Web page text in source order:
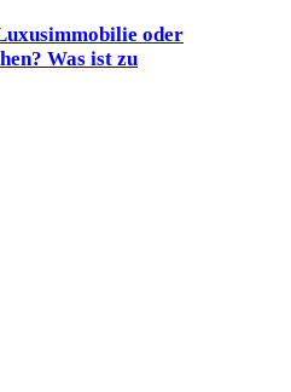
oder
Was ist zu